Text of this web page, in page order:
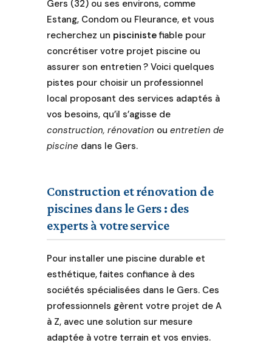
Gers (32) ou ses environs, comme
Estang, Condom ou Fleurance, et vous
recherchez un piscinistefiable pour
concrétiser votre projet piscine ou
assurer son entretien ? Voici quelques
pistes pour choisir un professionnel
local proposant des services adaptés à
vos besoins, qu’il s’agisse de
construction, rénovation ou entretien de
piscine dans le Gers.
Construction et rénovation de
piscines dans le Gers : des
experts à votre service
Pour installer une piscine durable et
esthétique, faites confiance à des
sociétés spécialisées dans le Gers. Ces
professionnels gèrent votre projet de A
à Z, avec une solution sur mesure
adaptée à votre terrain et vos envies.